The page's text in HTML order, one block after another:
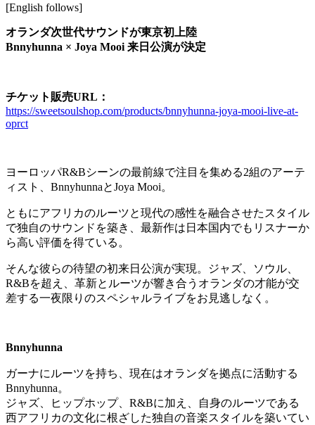
[English follows]
オランダ次世代サウンドが東京初上陸
Bnnyhunna × Joya Mooi 来日公演が決定
チケット販売URL：
https://sweetsoulshop.com/products/bnnyhunna-joya-mooi-live-at-
oprct
ヨーロッパR&Bシーンの最前線で注目を集める2組のアーテ
ィスト、BnnyhunnaとJoya Mooi。
ともにアフリカのルーツと現代の感性を融合させたスタイル
で独自のサウンドを築き、最新作は日本国内でもリスナーか
ら高い評価を得ている。
そんな彼らの待望の初来日公演が実現。ジャズ、ソウル、
R&Bを超え、革新とルーツが響き合うオランダの才能が交
差する一夜限りのスペシャルライブをお見逃しなく。
Bnnyhunna
ガーナにルーツを持ち、現在はオランダを拠点に活動する
Bnnyhunna。
ジャズ、ヒップホップ、R&Bに加え、自身のルーツである
西アフリカの文化に根ざした独自の音楽スタイルを築いてい